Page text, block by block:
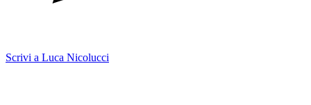
Scrivi a Luca Nicolucci